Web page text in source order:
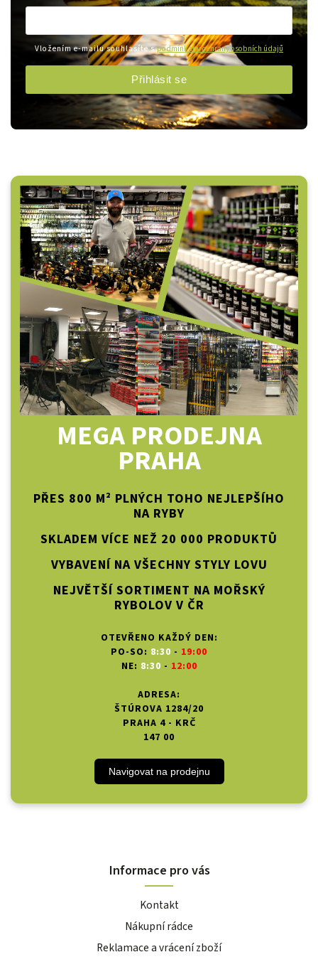
MEGA PRODEJNA
PRAHA
PŘES 800 M² PLNÝCH TOHO NEJLEPŠÍHO
NA RYBY
SKLADEM VÍCE NEŽ 20 000 PRODUKTŮ
VYBAVENÍ NA VŠECHNY STYLY LOVU
NEJVĚTŠÍ SORTIMENT NA MOŘSKÝ
RYBOLOV V ČR
OTEVŘENO KAŽDÝ DEN:
PO-SO: 8:30 - 19:00
NE: 8:30 - 12:00
ADRESA:
ŠTÚROVA 1284/20
PRAHA 4 - KRČ
147 00
Navigovat na prodejnu
Vložením e-mailu souhlasíte spodmínkami ochrany osobních údajů
Přihlásit se
Informace pro vás
Kontakt
Nákupní rádce
Reklamace a vrácení zboží